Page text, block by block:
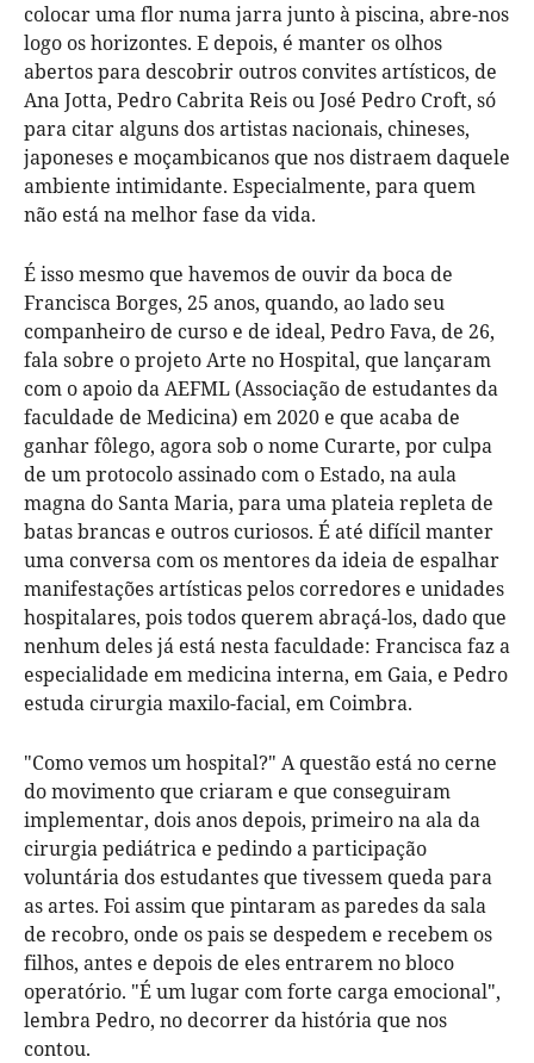
colocar uma flor numa jarra junto à piscina, abre-nos
logo os horizontes. E depois, é manter os olhos
abertos para descobrir outros convites artísticos, de
Ana Jotta, Pedro Cabrita Reis ou José Pedro Croft, só
para citar alguns dos artistas nacionais, chineses,
japoneses e moçambicanos que nos distraem daquele
ambiente intimidante. Especialmente, para quem
não está na melhor fase da vida.
É isso mesmo que havemos de ouvir da boca de
Francisca Borges, 25 anos, quando, ao lado seu
companheiro de curso e de ideal, Pedro Fava, de 26,
fala sobre o projeto Arte no Hospital, que lançaram
com o apoio da AEFML (Associação de estudantes da
faculdade de Medicina) em 2020 e que acaba de
ganhar fôlego, agora sob o nome Curarte, por culpa
de um protocolo assinado com o Estado, na aula
magna do Santa Maria, para uma plateia repleta de
batas brancas e outros curiosos. É até difícil manter
uma conversa com os mentores da ideia de espalhar
manifestações artísticas pelos corredores e unidades
hospitalares, pois todos querem abraçá-los, dado que
nenhum deles já está nesta faculdade: Francisca faz a
especialidade em medicina interna, em Gaia, e Pedro
estuda cirurgia maxilo-facial, em Coimbra.
"Como vemos um hospital?" A questão está no cerne
do movimento que criaram e que conseguiram
implementar, dois anos depois, primeiro na ala da
cirurgia pediátrica e pedindo a participação
voluntária dos estudantes que tivessem queda para
as artes. Foi assim que pintaram as paredes da sala
de recobro, onde os pais se despedem e recebem os
filhos, antes e depois de eles entrarem no bloco
operatório. "É um lugar com forte carga emocional",
lembra Pedro, no decorrer da história que nos
contou.